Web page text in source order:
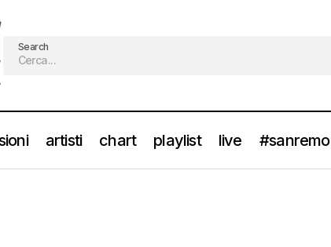
Search
artisti chart playlist live #sanremo